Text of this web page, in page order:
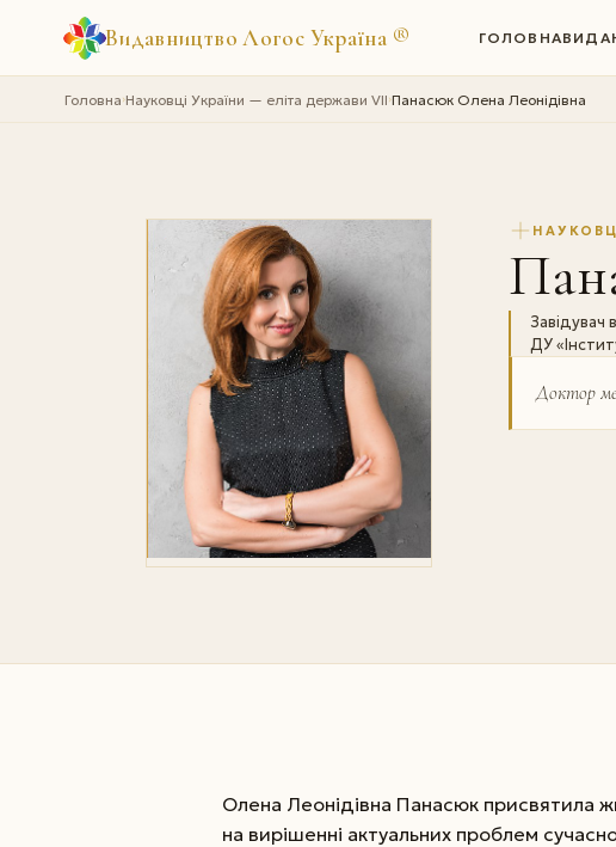
Видавництво Логос Україна ® ГОЛОВНА
Головна›Науковці України — еліта держави VII›Панасюк Олена Леонідівна
Завідувач
ДУ
Доктор
Олена Леонідівна Панасюк присвятила
на вирішенні актуальних проблем